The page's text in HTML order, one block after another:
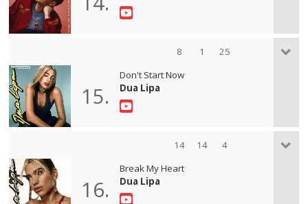
8 1 25
15.
Don't Start Now
Dua Lipa
14 14 4
16.
Break My Heart
Dua Lipa